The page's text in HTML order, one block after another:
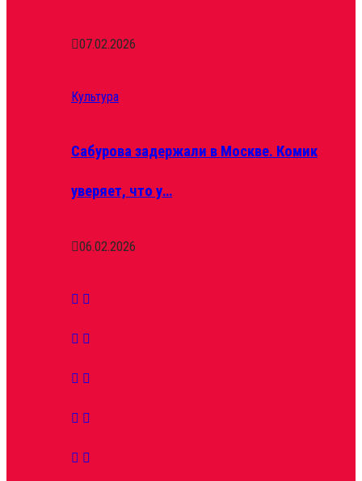
07.02.2026
Культура
Сабурова задержали в Москве. Комик
уверяет, что у…
06.02.2026